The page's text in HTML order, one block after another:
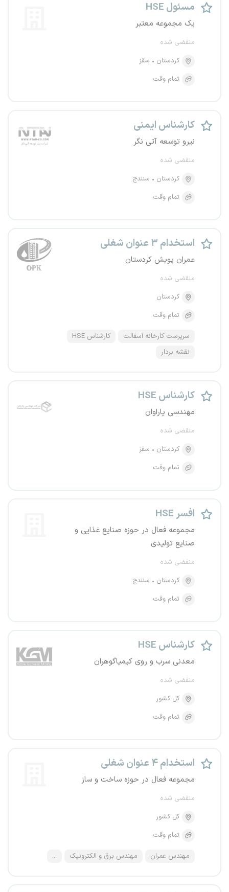
مسئول HSE
یک مجموعه معتبر
منقضی شده
کردستان
سقز
تمام وقت
کارشناس ایمنی
نیرو توسعه آتی نگر
منقضی شده
کردستان
سنندج
تمام وقت
استخدام ۳ عنوان شغلی
عمران پویش کردستان
منقضی شده
کردستان
تمام وقت
سرپرست کارخانه آسفالت
کارشناس HSE
نقشه بردار
کارشناس HSE
مهندسی پاراوان
منقضی شده
کردستان
سقز
تمام وقت
افسر HSE
مجموعه فعال در حوزه صنایع غذایی و
صنایع تولیدی
منقضی شده
کردستان
سنندج
تمام وقت
کارشناس HSE
معدنی سرب و روی کیمیاگوهران
منقضی شده
کل کشور
تمام وقت
استخدام ۴ عنوان شغلی
مجموعه فعال در حوزه ساخت و ساز
منقضی شده
کل کشور
تمام وقت
مهندس عمران مهندس برق و الکترونیک ...